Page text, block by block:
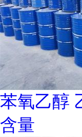
苯氧乙醇
含量